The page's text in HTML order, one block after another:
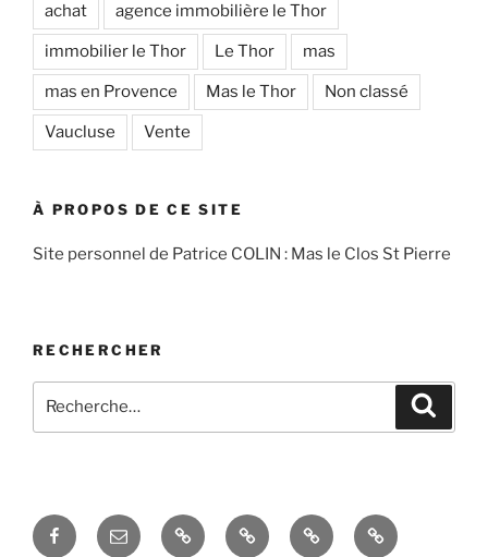
achat agence immobilière le Thor
immobilier le Thor Le Thor mas
mas en Provence Mas le Thor Non classé
Vaucluse Vente
À PROPOS DE CE SITE
Site personnel de Patrice COLIN : Mas le Clos St Pierre
RECHERCHER
pour
FacebookCourriel Accés
Hobby La
Espace